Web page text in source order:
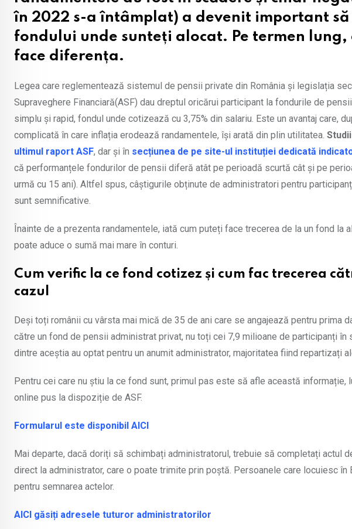
în 2022 s-a întâmplat) a devenit important
fondului unde sunteți alocat. Pe termen
face diferența.
Legea care reglementează sistemul de pensii private din România și legislația
Supraveghere Financiară(ASF) dau dreptul oricărui participant la fondurile de
simplu și rapid, fondul unde cotizează cu 3,75% din salariu. Este un avantaj care,
complicată în care inflația erodează randamentele, își arată din plin utilitatea.
ultimul raport ASF, dar și în secțiunea de pe site-ul instituției dedicată
că performanțele fondurilor de pensii diferă atât pe perioadă scurtă cât și pe
urmă cu 15 ani). Altfel spus, câștigurile obținute de administratori pentru
sunt semnificative.
Înainte de a prezenta randamentele, iată cum puteți face trecerea de la un fond la
poate aduce o sumă mai mare în conturi.
Cum verific la ce fond cotizez și cum fac trecerea
cazul
Deși toți românii cu vârsta mai mică de 35 de ani care se angajează pentru prima
către un fond de pensii administrat privat, nu toți cei 7,9 milioane de participanți
dintre aceștia au optat pentru un anumit administrator, majoritatea fiind repartizați
Pentru cei care nu știu la ce fond sunt, primul pas este să afle această
online pus la dispoziție de ASF.
Formularul este disponibil AICI
Mai departe, dacă doriți să schimbați administratorul, trebuie să completați actul
direct la administrator, care o poate trimite prin poștă. Persoanele care locuiesc
pentru semnarea actelor.
AICI găsiți adresele tuturor administratorilor